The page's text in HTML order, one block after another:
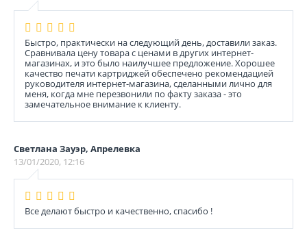
Быстро, практически на следующий день, доставили заказ.
Сравнивала цену товара с ценами в других интернет-
магазинах, и это было наилучшее предложение. Хорошее
качество печати картриджей обеспечено рекомендацией
руководителя интернет-магазина, сделанными лично для
меня, когда мне перезвонили по факту заказа - это
замечательное внимание к клиенту.
Светлана Зауэр, Апрелевка
13/01/2020, 12:16
Все делают быстро и качественно, спасибо !